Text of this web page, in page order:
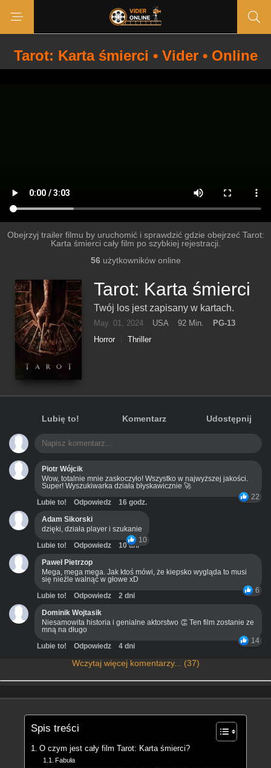
Tarot: Karta śmierci • Vider • Online
Obejrzyj trailer filmu by uruchomić i sprawdzić gdzie obejrzeć Tarot:
Karta śmierci cały film po szybkiej rejestracji.
56użytkowników online
Tarot: Karta śmierci
Twój los jest zapisany w kartach.
May. 01, 2024 USA 92 Min.
PG-13
Horror
Thriller
Lubię to! Komentarz Udostępnij
Piotr Wójcik
Wow, totalnie mnie zaskoczyło! Wszystko w najwyższej jakości.
Super! Wyszukiwarka działa błyskawicznie 🚀
22
Lubie to! Odpowiedz
16 godz.
Adam Sikorski
dzięki, działa player i szukanie
10
Lubie to! Odpowiedz
10 dni
Paweł Pietrzop
Mega, mega mega. Jak ktoś mówi, że kiepsko wygląda to musi
się nieźle walnąć w głowe xD
6
Lubie to! Odpowiedz
2 dni
Dominik Wojtasik
Niesamowita historia i genialne aktorstwo 👏 Ten film zostanie ze
mną na długo
14
Lubie to! Odpowiedz 4 dni
Wczytaj więcej komentarzy... (37)
Spis treści
O czym jest cały film Tarot: Karta śmierci?
Fabuła